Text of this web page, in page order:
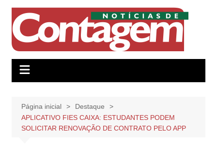
conteúdo
Página inicial
Destaque
APLICATIVO FIES CAIXA: ESTUDANTES PODEM
SOLICITAR RENOVAÇÃO DE CONTRATO PELO APP